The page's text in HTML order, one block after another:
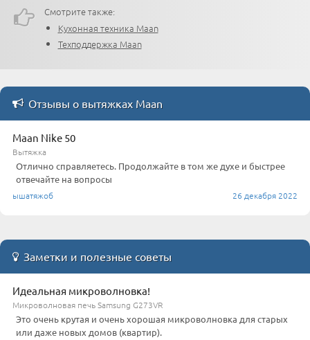
Смотрите также:
Кухонная техника Maan
Техподдержка Maan
Отзывы о вытяжках Maan
Maan Nike 50
Вытяжка
Отлично справляетесь. Продолжайте в том же духе и быстрее
отвечайте на вопросы
ышатяжоб 26 декабря 2022
Заметки и полезные советы
Идеальная микроволновка!
Микроволновая печь Samsung G273VR
Это очень крутая и очень хорошая микроволновка для старых
или даже новых домов (квартир).